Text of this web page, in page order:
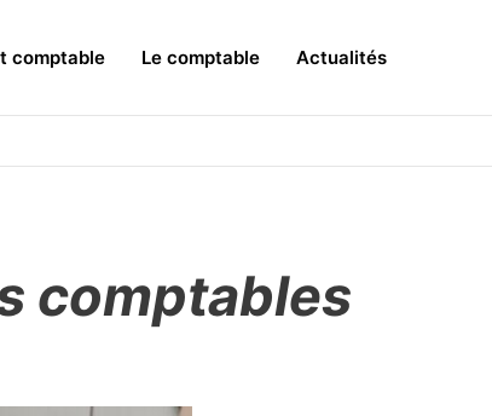
comptable Le comptable Actualités
comptables